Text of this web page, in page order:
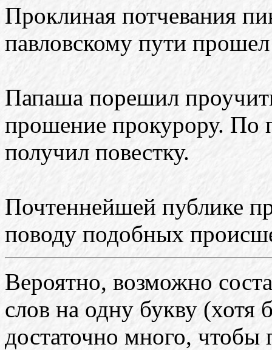
Проклиная потчевания
павловскому пути
Папаша порешил
прошение прокурору. По
получил повестку.
Почтеннейшей публике
поводу подобных
Вероятно, возможно
слов на одну букву (хотя
достаточно много, чтобы